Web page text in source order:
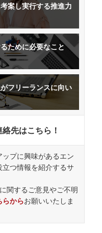
案し実行する推進力
ために必要なこと
フリーランスに向い
絡先はこちら！
ップに興味があるエン
立つ情報を紹介するサ
関するご意見やご不明
らからお願いいたしま